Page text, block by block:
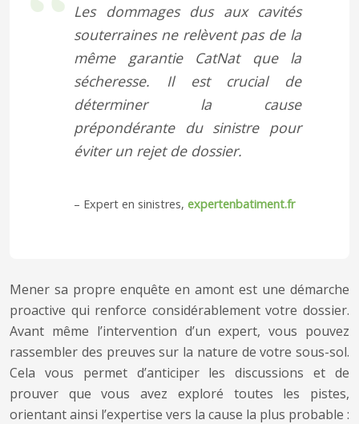
Les dommages dus aux cavités
souterraines ne relèvent pas de la
même garantie CatNat que la
sécheresse. Il est crucial de
déterminer la cause
prépondérante du sinistre pour
éviter un rejet de dossier.
– Expert en sinistres, expertenbatiment.fr
Mener sa propre enquête en amont est une démarche
proactive qui renforce considérablement votre dossier.
Avant même l’intervention d’un expert, vous pouvez
rassembler des preuves sur la nature de votre sous-sol.
Cela vous permet d’anticiper les discussions et de
prouver que vous avez exploré toutes les pistes,
orientant ainsi l’expertise vers la cause la plus probable :